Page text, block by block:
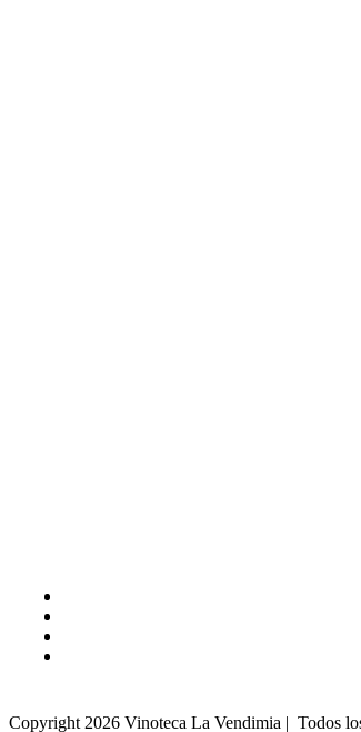
Copyright 2026 Vinoteca La Vendimia | Todos